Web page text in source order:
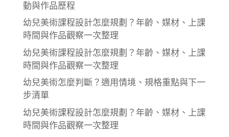
動與作品歷程
幼兒美術課程設計怎麼規劃？年齡、媒材、上課
時間與作品觀察一次整理
幼兒美術課程設計怎麼規劃？年齡、媒材、上課
時間與作品觀察一次整理
幼兒美術怎麼判斷？適用情境、規格重點與下一
步清單
幼兒美術課程設計怎麼規劃？年齡、媒材、上課
時間與作品觀察一次整理